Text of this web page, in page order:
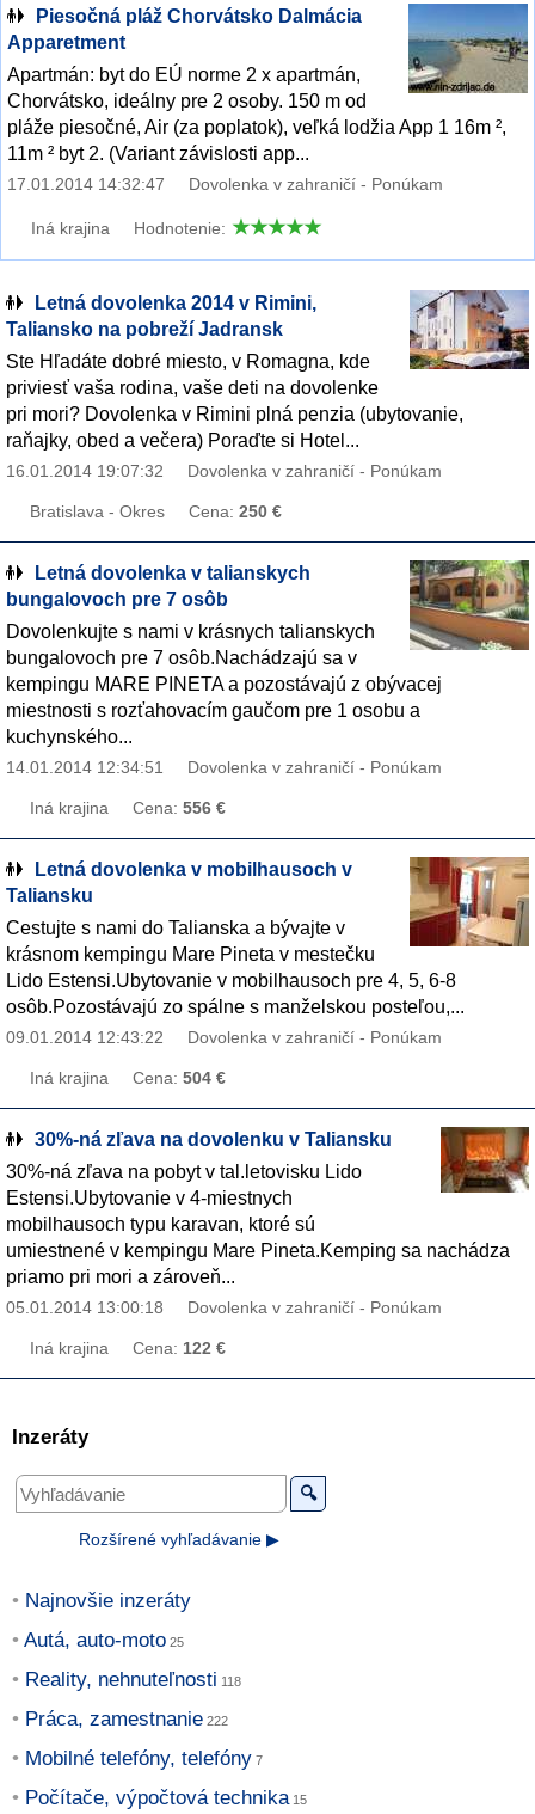
Piesočná pláž Chorvátsko Dalmácia
Apparetment
Apartmán: byt do EÚ norme 2 x apartmán,
Chorvátsko, ideálny pre 2 osoby. 150 m od
pláže piesočné, Air (za poplatok), veľká lodžia App 1 16m ²,
11m ² byt 2. (Variant závislosti app...
17.01.2014 14:32:47 Dovolenka v zahraničí - Ponúkam
Iná krajina Hodnotenie:
Letná dovolenka 2014 v Rimini,
Taliansko na pobreží Jadransk
Ste Hľadáte dobré miesto, v Romagna, kde
priviesť vaša rodina, vaše deti na dovolenke
pri mori? Dovolenka v Rimini plná penzia (ubytovanie,
raňajky, obed a večera) Poraďte si Hotel...
16.01.2014 19:07:32 Dovolenka v zahraničí - Ponúkam
Bratislava - Okres Cena: 250 €
Letná dovolenka v talianskych
bungalovoch pre 7 osôb
Dovolenkujte s nami v krásnych talianskych
bungalovoch pre 7 osôb.Nachádzajú sa v
kempingu MARE PINETA a pozostávajú z obývacej
miestnosti s rozťahovacím gaučom pre 1 osobu a
kuchynského...
14.01.2014 12:34:51 Dovolenka v zahraničí - Ponúkam
Iná krajina Cena: 556 €
Letná dovolenka v mobilhausoch v
Taliansku
Cestujte s nami do Talianska a bývajte v
krásnom kempingu Mare Pineta v mestečku
Lido Estensi.Ubytovanie v mobilhausoch pre 4, 5, 6-8
osôb.Pozostávajú zo spálne s manželskou posteľou,...
09.01.2014 12:43:22 Dovolenka v zahraničí - Ponúkam
Iná krajina Cena: 504 €
30%-ná zľava na dovolenku v Taliansku
30%-ná zľava na pobyt v tal.letovisku Lido
Estensi.Ubytovanie v 4-miestnych
mobilhausoch typu karavan, ktoré sú
umiestnené v kempingu Mare Pineta.Kemping sa nachádza
priamo pri mori a zároveň...
05.01.2014 13:00:18 Dovolenka v zahraničí - Ponúkam
Iná krajina Cena: 122 €
Inzeráty
🔍
Rozšírené vyhľadávanie ▶
Najnovšie inzeráty
Autá, auto-moto
Reality, nehnuteľnosti
Práca, zamestnanie
Mobilné telefóny, telefóny
Počítače, výpočtová technika